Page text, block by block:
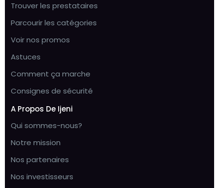
Trouver les prestataires
Parcourir les catégories
Voir nos promos
Astuces
Comment ça marche
Consignes de sécurité
A Propos De Ijeni
Qui sommes-nous?
Notre mission
Nos partenaires
Nos investisseurs